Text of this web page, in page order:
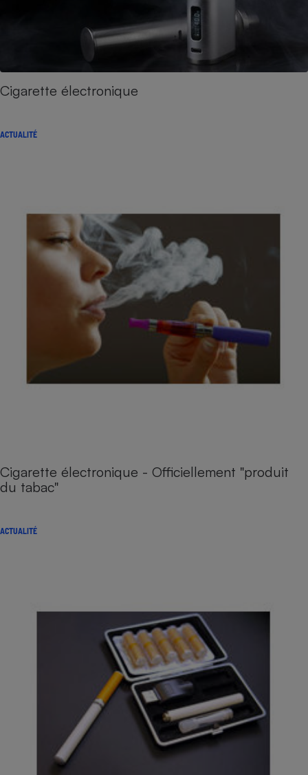
Cigarette électronique
ACTUALITÉ
Cigarette électronique - Officiellement "produit
du tabac"
ACTUALITÉ